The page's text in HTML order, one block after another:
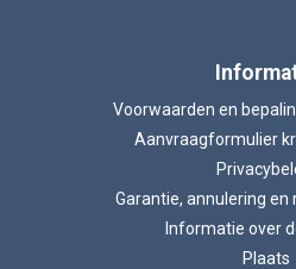
Voorwaarden en
Aanvraagformulier
Garantie, annulering
Informatie over
Plaats